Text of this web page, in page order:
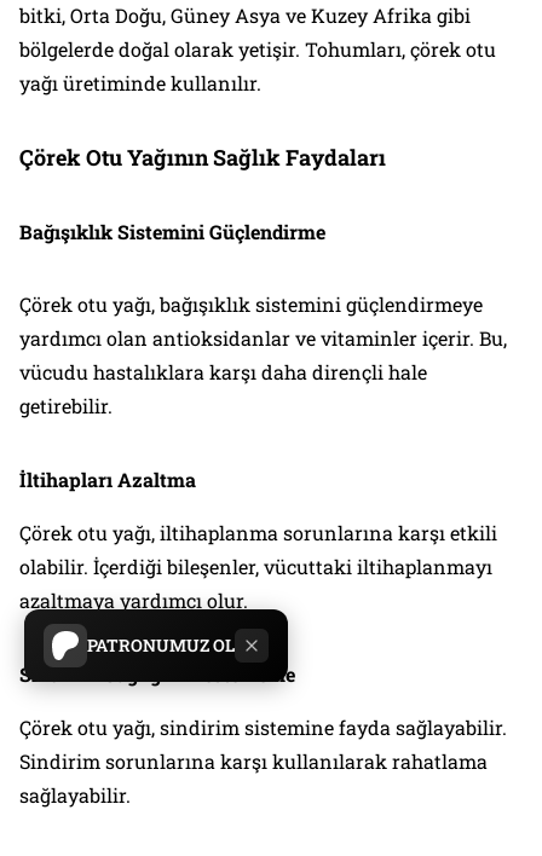
PATRONUMUZ OL
bitki, Orta Doğu, Güney Asya ve Kuzey Afrika gibi
bölgelerde doğal olarak yetişir. Tohumları, çörek otu
yağı üretiminde kullanılır.
Çörek Otu Yağının Sağlık Faydaları
Bağışıklık Sistemini Güçlendirme
Çörek otu yağı, bağışıklık sistemini güçlendirmeye
yardımcı olan antioksidanlar ve vitaminler içerir. Bu,
vücudu hastalıklara karşı daha dirençli hale
getirebilir.
İltihapları Azaltma
Çörek otu yağı, iltihaplanma sorunlarına karşı etkili
olabilir. İçerdiği bileşenler, vücuttaki iltihaplanmayı
azaltmaya yardımcı olur.
Sindirim Sağlığını Destekleme
Çörek otu yağı, sindirim sistemine fayda sağlayabilir.
Sindirim sorunlarına karşı kullanılarak rahatlama
sağlayabilir.